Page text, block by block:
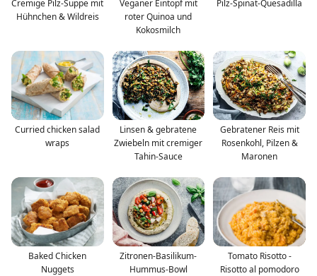
Cremige Pilz-Suppe mit
Hühnchen & Wildreis
Veganer Eintopf mit
roter Quinoa und
Kokosmilch
Pilz-Spinat-Quesadilla
Curried chicken salad
wraps
Linsen & gebratene
Zwiebeln mit cremiger
Tahin-Sauce
Gebratener Reis mit
Rosenkohl, Pilzen &
Maronen
Baked Chicken
Nuggets
Zitronen-Basilikum-
Hummus-Bowl
Tomato Risotto -
Risotto al pomodoro